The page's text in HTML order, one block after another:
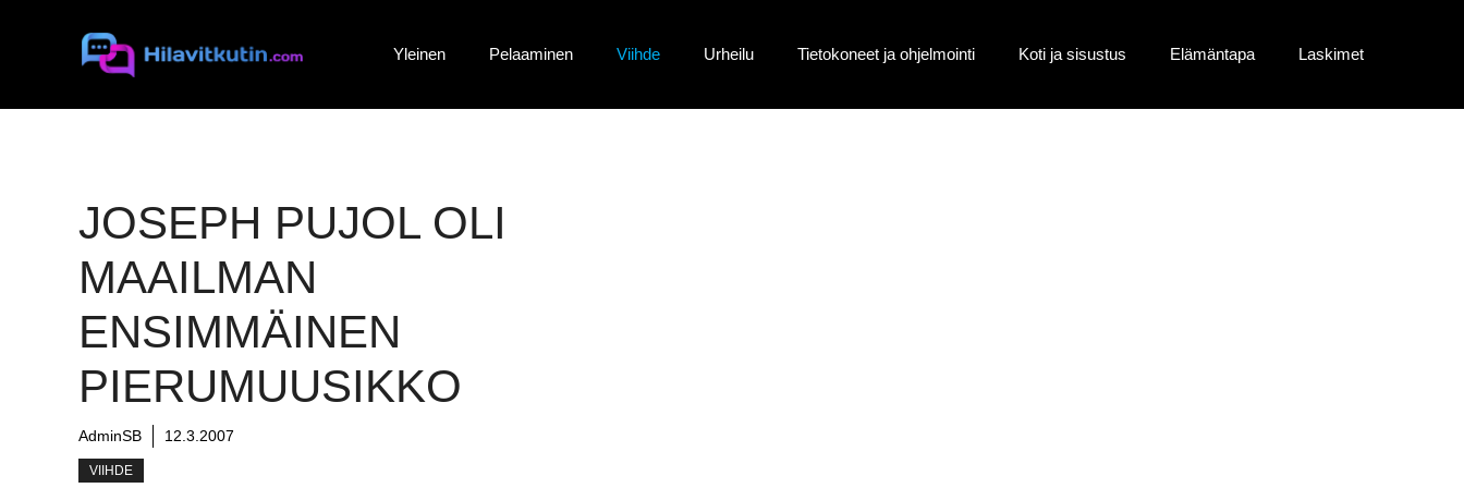
Yleinen Pelaaminen Viihde Urheilu Tietokoneet ja ohjelmointi Koti ja sisustus Elämäntapa Laskimet
JOSEPH PUJOL OLI
MAAILMAN
ENSIMMÄINEN
PIERUMUUSIKKO
AdminSB 12.3.2007
VIIHDE